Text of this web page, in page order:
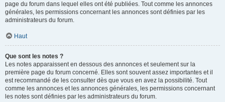
page du forum dans lequel elles ont été publiées. Tout comme les annonces
générales, les permissions concernant les annonces sont définies par les
administrateurs du forum.
Haut
Que sont les notes ?
Les notes apparaissent en dessous des annonces et seulement sur la
première page du forum concerné. Elles sont souvent assez importantes et il
est recommandé de les consulter dès que vous en avez la possibilité. Tout
comme les annonces et les annonces générales, les permissions concernant
les notes sont définies par les administrateurs du forum.